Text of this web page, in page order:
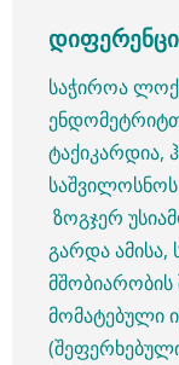
საჭიროა
ტაქიკარდია,
საშვილოსნოს
ზოგჯერ
გარდა ამისა,
მომატებული